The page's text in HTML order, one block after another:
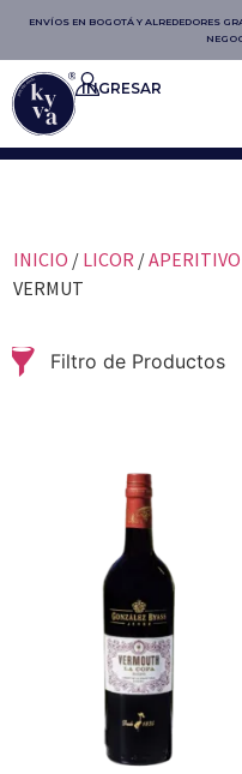
ENVÍOS EN BOGOTÁ Y ALREDEDORES
INGRESAR
INICIO / LICOR /
VERMUT
Filtro de Productos